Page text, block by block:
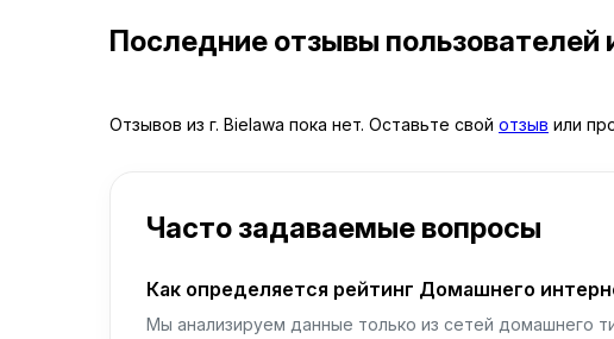
Последние отзывы пользователей
Отзывов из г. Bielawa пока нет. Оставьте свой отзыв или
Часто задаваемые вопросы
Как определяется рейтинг Домашнего
Мы анализируем данные только из сетей домашнего